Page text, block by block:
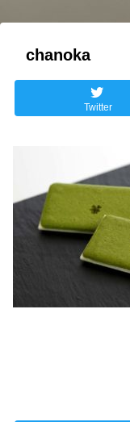
chanoka
Twitter